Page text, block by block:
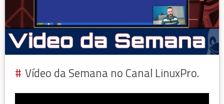
Vídeo da Semana no Canal LinuxPro.